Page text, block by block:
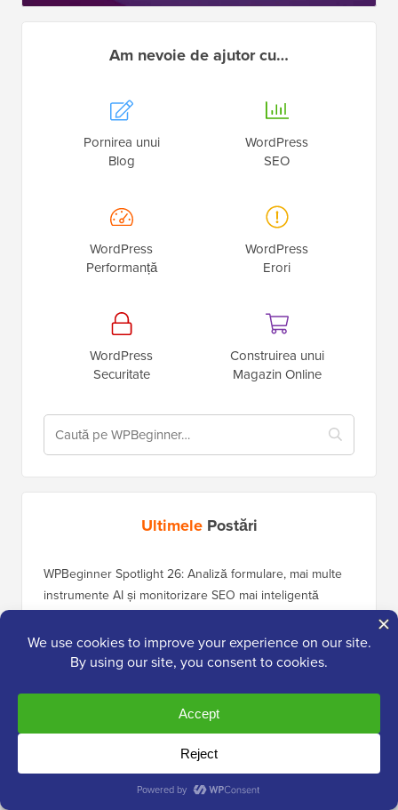
Am nevoie de ajutor cu…
Pornirea unui
Blog
WordPress
SEO
WordPress
Performanță
WordPress
Erori
WordPress
Securitate
Construirea unui
Magazin Online
UltimelePostări
WPBeginner Spotlight 26: Analiză formulare, mai multe
instrumente AI și monitorizare SEO mai inteligentă
Ce urmează în WordPress 7.1? (Funcționalități și capturi
de ecran)
Ghidul suprem de protecție împotriva spamului
WordPress – Pas cu pas (2026)
Cum să conectați agenți AI cu WordPress folosind MCP
(pas cu pas)